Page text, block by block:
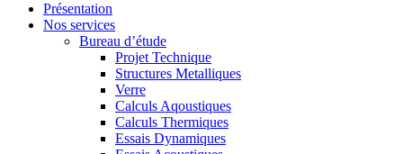
Présentation
Nos services
Bureau d’étude
Projet Technique
Structures Metalliques
Verre
Calculs Aqoustiques
Calculs Thermiques
Essais Dynamiques